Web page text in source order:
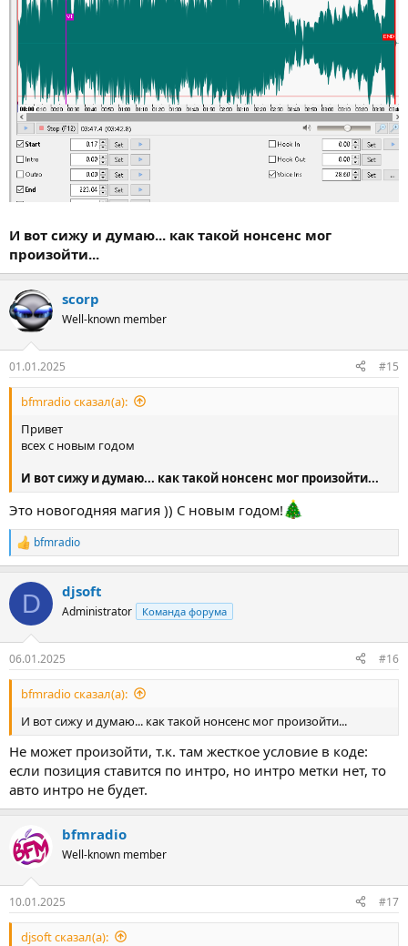
И вот сижу и думаю... как такой нонсенс мог
произойти...
scorp
Well-known member
01.01.2025 #15
bfmradio сказал(а):
Привет
всех с новым годом
И вот сижу и думаю... как такой нонсенс мог произойти...
Это новогодняя магия )) С новым годом!
Р
е
к
и
bfmradio
D djsoft
Administrator Команда форума
06.01.2025 #16
bfmradio сказал(а):
И вот сижу и думаю... как такой нонсенс мог произойти...
Не может произойти, т.к. там жесткое условие в коде:
если позиция ставится по интро, но интро метки нет, то
авто интро не будет.
bfmradio
Well-known member
10.01.2025 #17
djsoft сказал(а):